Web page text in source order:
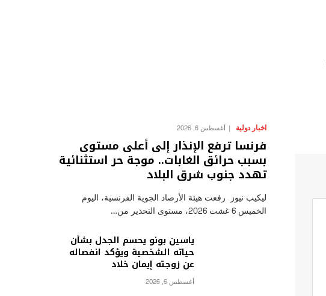
اخبار دولية أغسطس 6, 2026
فرنسا ترفع الإنذار إلى أعلى مستوى
بسبب حرائق الغابات.. موجة حر استثنائية
تهدد جنوب شرق البلاد
ليكيب نيوز رفعت هيئة الأرصاد الجوية الفرنسية، اليوم
الخميس 6 غشت 2026، مستوى التحذير من…
ياسين بونو يحسم الجدل بشأن
حياته الشخصية ويؤكد انفصاله
عن زوجته إيمان خلاد
أغسطس 6, 2026